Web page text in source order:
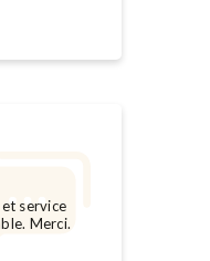
service
Merci.